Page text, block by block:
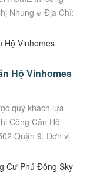
Nhung ๏ Địa Chỉ:
Hộ Vinhomes
quý khách lựa
Công Căn Hộ
Quận 9. Đơn vị